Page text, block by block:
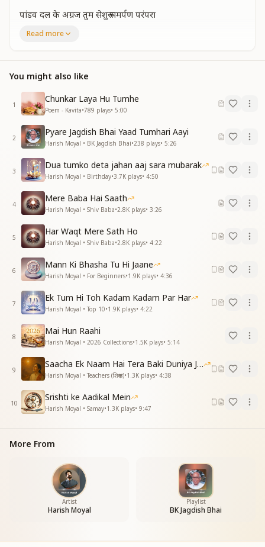
पांडव दल के अग्रज तुम सेशुरू समर्पण परंपरा
सद्गुण का तुममें खान भरा
ऋषि दधीचि सम स्वाहा हो
प्रभुयोजना को बल दिया
प्रभुयोजना को बल दिया
सबको पसंद थे तभी तो
प्रभु ने भी कर लिया पसंद
प्रभु ने भी कर लिया पसंद
जगदीश भाई संतो के संत
हे राज ऋषि हे राज हंस
वो विघ्नविनाशक तुम गणेश विद्वान बड़े अति बुद्धिवान
हे दिव्यदृष्टि वाले संजय कितनो को दिया है दृष्टिदान
यू तो प्रभु की कार्य योजना नहीं रुकी न रुक सकती
पर कमी आपकी कमी रहेगी
कभी न पूरी हो सकती
कभी न पूरी हो सकती
अब सैर कर रहे बाबा के संग
मुस्कुरा रहे हो मंद मंद
मुस्कुरा रहे हो मंद मंद
जगदीश भाई संतो के संत
हे राज ऋषि हे राज हंस
अभी अभी कहानी शुरू ही की
अभी अभी क्यों कर दी अंत
अभी अभी कहानी शुरू ही की
अभी अभी क्यों कर दी अंत
सबको सुनाते मेरे भाई
खुद कर ली क्यों आंखे बंद
खुद कर ली क्यों आंखे बंद
जगदीश भाई संतो के संत
हे राज ऋषि हे राज हंस
हे राज ऋषि हे राज हंस
हे राज ऋषि हे राज हंस
Read more
You might also like
1
Chunkar Laya Hu Tumhe
Poem - Kavita•789 plays• 5:00
2
Pyare Jagdish Bhai Yaad Tumhari Aayi
Harish Moyal • BK Jagdish Bhai•238 plays• 5:26
3
Dua tumko deta jahan aaj sara mubarak
Harish Moyal • Birthday•3.7K plays• 4:50
4
Mere Baba Hai Saath
Harish Moyal • Shiv Baba•2.8K plays• 3:26
5
Har Waqt Mere Sath Ho
Harish Moyal • Shiv Baba•2.8K plays• 4:22
6
Mann Ki Bhasha Tu Hi Jaane
Harish Moyal • For Beginners•1.9K plays• 4:36
7
Ek Tum Hi Toh Kadam Kadam Par Har
Harish Moyal • Top 10•1.9K plays• 4:22
8
Mai Hun Raahi
Harish Moyal • 2026 Collections•1.5K plays• 5:14
9
Saacha Ek Naam Hai Tera Baki Duniya Jhuthi
Harish Moyal • Teachers (शिक्षक)•1.3K plays• 4:38
10
Srishti ke Aadikal Mein
Harish Moyal • Samay•1.3K plays• 9:47
More From
Artist
Harish Moyal
Playlist
BK Jagdish Bhai